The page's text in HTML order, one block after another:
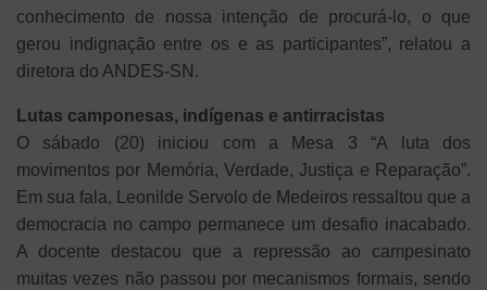
conhecimento de nossa intenção de procurá-lo, o que
gerou indignação entre os e as participantes”, relatou a
diretora do ANDES-SN.
Lutas camponesas, indígenas e antirracistas
O sábado (20) iniciou com a Mesa 3 “A luta dos
movimentos por Memória, Verdade, Justiça e Reparação”.
Em sua fala, Leonilde Servolo de Medeiros ressaltou que a
democracia no campo permanece um desafio inacabado.
A docente destacou que a repressão ao campesinato
muitas vezes não passou por mecanismos formais, sendo